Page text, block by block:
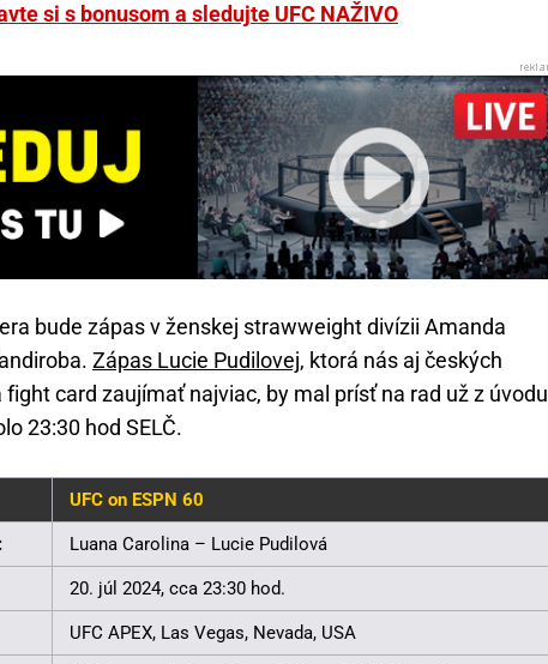
si s bonusom a sledujte UFC NAŽIVO
bude zápas v ženskej strawweight divízii Amanda
Zápas Lucie Pudilovej, ktorá nás aj českých
card zaujímať najviac, by mal prísť na rad už z úvodu
23:30 hod SELČ.
UFC on ESPN 60
Luana Carolina – Lucie Pudilová
20. júl 2024, cca 23:30 hod.
UFC APEX, Las Vegas, Nevada, USA